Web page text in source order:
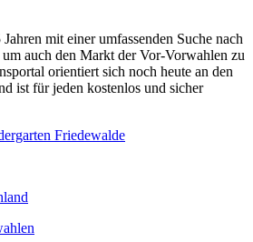
mit einer umfassenden Suche nach
auch den Markt der Vor-Vorwahlen zu
orientiert sich noch heute an den
ist für jeden kostenlos und sicher
Friedewalde